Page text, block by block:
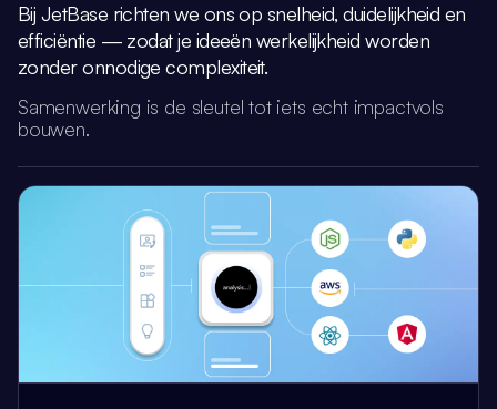
Bij JetBase richten we ons op snelheid, duidelijkheid en
efficiëntie — zodat je ideeën werkelijkheid worden
zonder onnodige complexiteit.
Samenwerking is de sleutel tot iets echt impactvols
bouwen.